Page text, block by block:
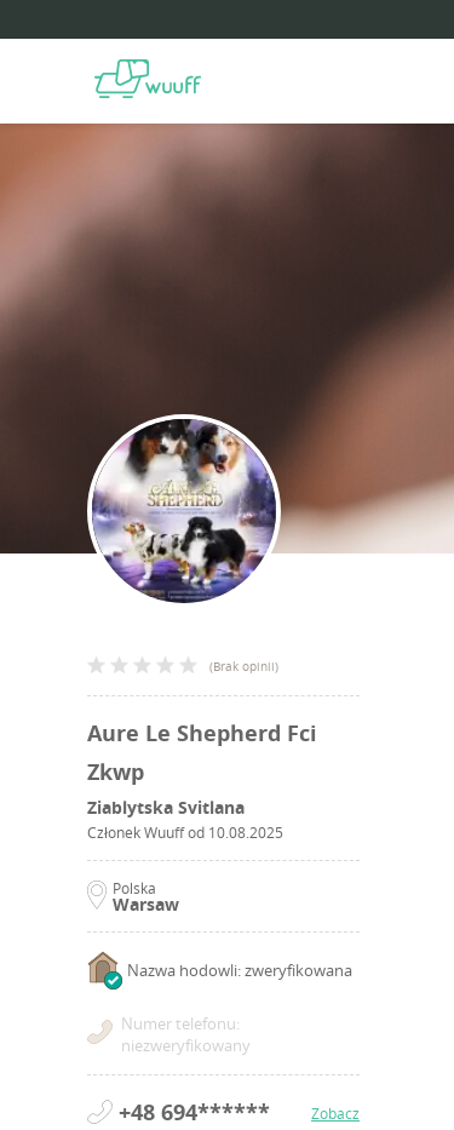
(Brak opinii)
Aure Le Shepherd Fci
Zkwp
Ziablytska Svitlana
Członek Wuuff od 10.08.2025
Polska
Warsaw
Nazwa hodowli: zweryfikowana
Numer telefonu:
niezweryfikowany
+48 694****** Zobacz